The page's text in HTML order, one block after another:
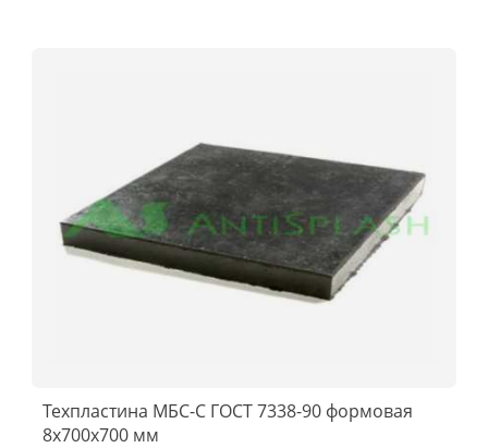
Техпластина МБС-C ГОСТ 7338-90 формовая
8x700х700 мм